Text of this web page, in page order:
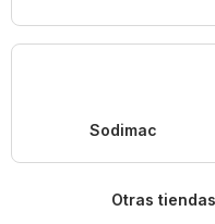
Sodimac
Otras